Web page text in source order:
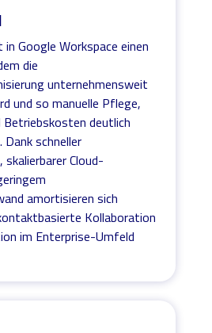
Google Workspace einen
die
unternehmensweit
und so manuelle Pflege,
Betriebskosten deutlich
schneller
Cloud-
amortisieren sich
Kollaboration
im Enterprise-Umfeld